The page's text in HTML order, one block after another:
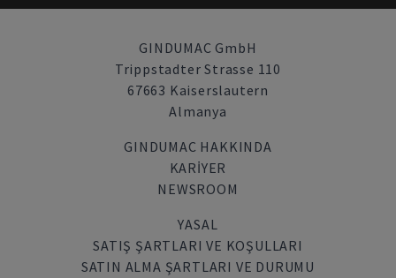
GINDUMAC GmbH
Trippstadter Strasse 110
67663 Kaiserslautern
Almanya
GINDUMAC HAKKINDA
KARIYER
NEWSROOM
YASAL
SATIŞ ŞARTLARI VE KOŞULLARI
SATIN ALMA ŞARTLARI VE DURUMU